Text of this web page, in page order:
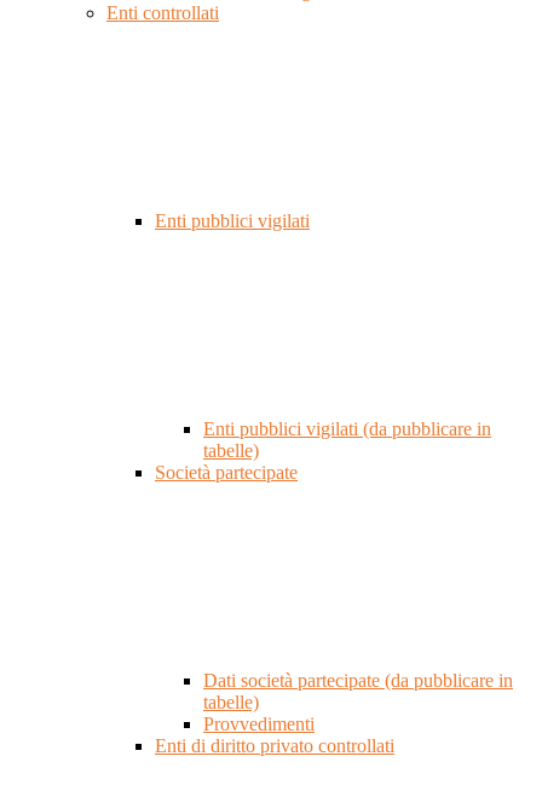
Enti controllati
Enti pubblici vigilati
Enti pubblici vigilati (da pubblicare in
tabelle)
Società partecipate
Dati società partecipate (da pubblicare in
tabelle)
Provvedimenti
Enti di diritto privato controllati